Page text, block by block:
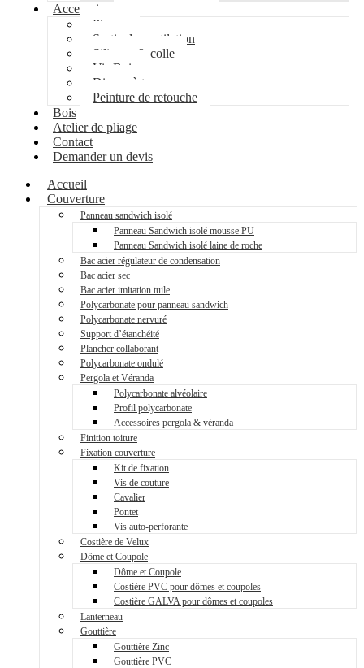
Accessoires
Pipeco
Sortie de ventilation
Silicone & colle
Vis Bois
Disque à tronçonner
Peinture de retouche
Bois
Atelier de pliage
Contact
Demander un devis
Accueil
Couverture
Panneau sandwich isolé
Panneau Sandwich isolé mousse PU
Panneau Sandwich isolé laine de roche
Bac acier régulateur de condensation
Bac acier sec
Bac acier imitation tuile
Polycarbonate pour panneau sandwich
Polycarbonate nervuré
Support d’étanchéité
Plancher collaborant
Polycarbonate ondulé
Pergola et Véranda
Polycarbonate alvéolaire
Profil polycarbonate
Accessoires pergola & véranda
Finition toiture
Fixation couverture
Kit de fixation
Vis de couture
Cavalier
Pontet
Vis auto-perforante
Costière de Velux
Dôme et Coupole
Dôme et Coupole
Costière PVC pour dômes et coupoles
Costière GALVA pour dômes et coupoles
Lanterneau
Gouttière
Gouttière Zinc
Gouttière PVC